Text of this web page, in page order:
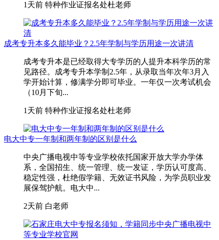
1天前 特种作业证报名处杜老师
成考专升本多久能毕业？2.5年学制与学历用途一次讲清
成考专升本是已经取得大专学历的人提升本科学历的常
见路径。成考专升本学制2.5年，从录取当年次年3月入
学开始计算，修满学分即可毕业。一年仅一次考试机会
（10月下旬...
1天前 特种作业证报名处杜老师
电大中专一年制和两年制的区别是什么
中央广播电视中等专业学校依托国家开放大学办学体
系，全国招生、统一管理、统一发证，学历认可度高、
稳定性强，杜绝假学籍、无效证书风险，为学员职业发
展保驾护航。电大中...
2天前 白老师